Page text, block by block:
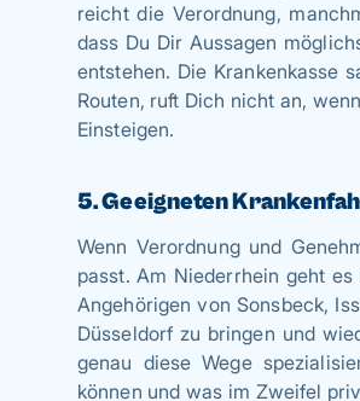
reicht die Verordnung,
dass Du Dir Aussagen
entstehen. Die Krankenkasse
Routen, ruft Dich nicht an,
Einsteigen.
5. Geeigneten
Wenn Verordnung und
passt. Am Niederrhein geht
Angehörigen von Sonsbeck,
Düsseldorf zu bringen und
genau diese Wege
können und was im Zweifel